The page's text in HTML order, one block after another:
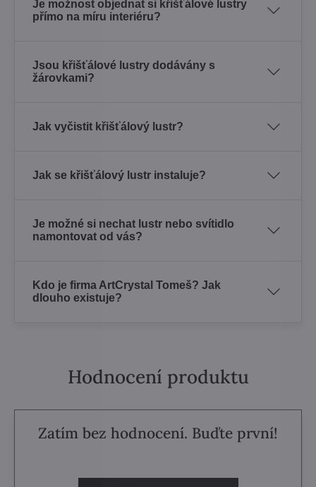
Je možnost objednat si křišťálové lustry
přímo na míru interiéru?
Jsou křišťálové lustry dodávány s
žárovkami?
Jak vyčistit křišťálový lustr?
Jak se křišťálový lustr instaluje?
Je možné si nechat lustr nebo svítidlo
namontovat od vás?
Kdo je firma ArtCrystal Tomeš? Jak
dlouho existuje?
Hodnocení produktu
Zatím bez hodnocení. Buďte první!